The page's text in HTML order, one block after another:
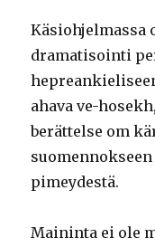
Käsiohjelmassa
dramatisointi
ahava ve-
berättelse om
pimeydestä.
Maininta ei ole